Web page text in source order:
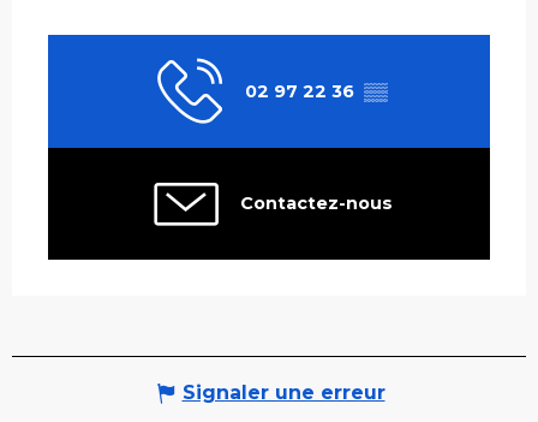
02 97 22 36 ▒▒
Contactez-nous
Signaler une erreur